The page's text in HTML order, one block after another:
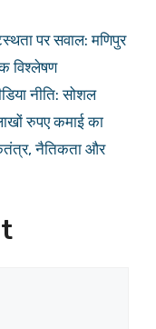
पर सवाल: मणिपुर
विश्लेषण
नीति: सोशल
रुपए कमाई का
नैतिकता और